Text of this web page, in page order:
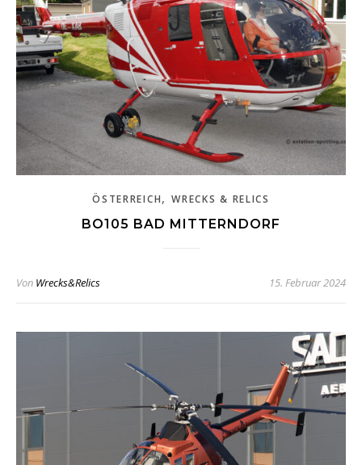
ÖSTERREICH,WRECKS & RELICS
BO105 BAD MITTERNDORF
Von Wrecks&Relics 15. Februar 2024